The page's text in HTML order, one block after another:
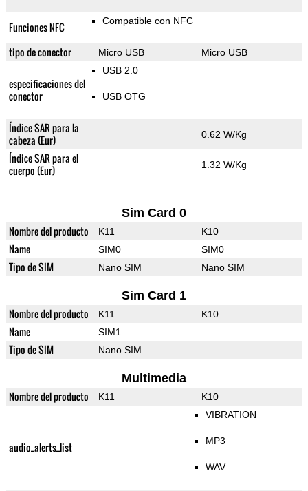
Funciones NFC Compatible con NFC
tipo de conector Micro USB Micro USB
especificaciones del
conector
USB 2.0
USB OTG
Índice SAR para la
cabeza (Eur)
0.62 W/Kg
Índice SAR para el
cuerpo (Eur)
1.32 W/Kg
Sim Card 0
Nombre del producto K11 K10
Name SIM0 SIM0
Tipo de SIM Nano SIM Nano SIM
Sim Card 1
Nombre del producto K11 K10
Name SIM1
Tipo de SIM Nano SIM
Multimedia
Nombre del producto K11 K10
audio_alerts_list
VIBRATION
MP3
WAV